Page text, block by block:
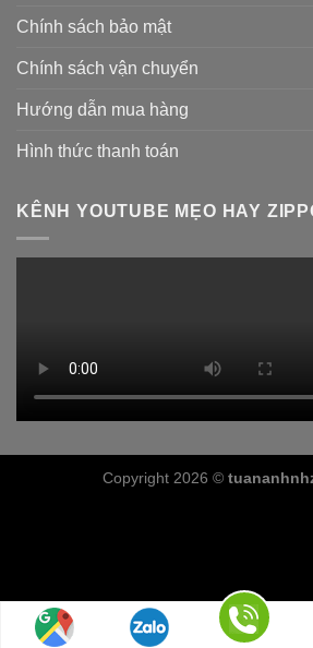
Chính sách bảo mật
Chính sách vận chuyển
Hướng dẫn mua hàng
Hình thức thanh toán
KÊNH YOUTUBE MẸO HAY
Copyright 2026 ©
pelli di serpente per via delle squame,
questo modello davvero caratteristico.